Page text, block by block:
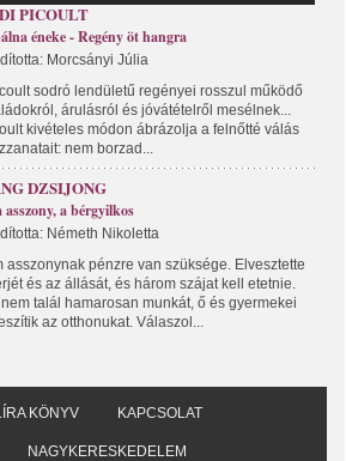
PICOULT
éneke - Regény öt hangra
Morcsányi Júlia
sodró lendületű regényei rosszul működő
árulásról és jóvátételről mesélnek...
kivételes módon ábrázolja a felnőtté válás
nem borzad...
DZSIJONG
asszony, a bérgyilkos
Németh Nikoletta
asszonynak pénzre van szüksége. Elvesztette
és az állását, és három szájat kell etetnie.
talál hamarosan munkát, ő és gyermekei
az otthonukat. Válaszol...
KÖNYV KAPCSOLAT
NAGYKERESKEDELEM